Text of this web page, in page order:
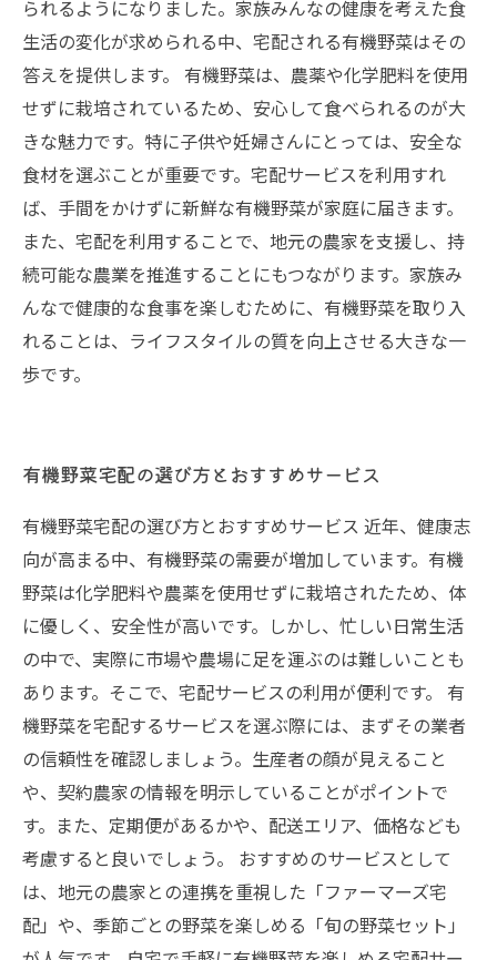
られるようになりました。家族みんなの健康を考えた食
生活の変化が求められる中、宅配される有機野菜はその
答えを提供します。 有機野菜は、農薬や化学肥料を使用
せずに栽培されているため、安心して食べられるのが大
きな魅力です。特に子供や妊婦さんにとっては、安全な
食材を選ぶことが重要です。宅配サービスを利用すれ
ば、手間をかけずに新鮮な有機野菜が家庭に届きます。
また、宅配を利用することで、地元の農家を支援し、持
続可能な農業を推進することにもつながります。家族み
んなで健康的な食事を楽しむために、有機野菜を取り入
れることは、ライフスタイルの質を向上させる大きな一
歩です。
有機野菜宅配の選び方とおすすめサービス
有機野菜宅配の選び方とおすすめサービス 近年、健康志
向が高まる中、有機野菜の需要が増加しています。有機
野菜は化学肥料や農薬を使用せずに栽培されたため、体
に優しく、安全性が高いです。しかし、忙しい日常生活
の中で、実際に市場や農場に足を運ぶのは難しいことも
あります。そこで、宅配サービスの利用が便利です。 有
機野菜を宅配するサービスを選ぶ際には、まずその業者
の信頼性を確認しましょう。生産者の顔が見えること
や、契約農家の情報を明示していることがポイントで
す。また、定期便があるかや、配送エリア、価格なども
考慮すると良いでしょう。 おすすめのサービスとして
は、地元の農家との連携を重視した「ファーマーズ宅
配」や、季節ごとの野菜を楽しめる「旬の野菜セット」